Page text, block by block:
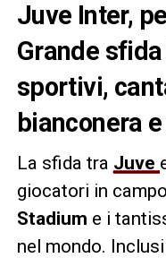
Juve Inter,
Grande
sportivi,
bianconera
La sfida tra Juve
giocatori in
Stadium e i
nel mondo.